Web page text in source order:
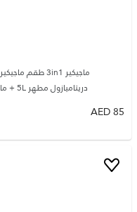
ماجيكير 3in1 طقم ماجيكير
دريتاميازول مطهر 5L + ما
85
AED